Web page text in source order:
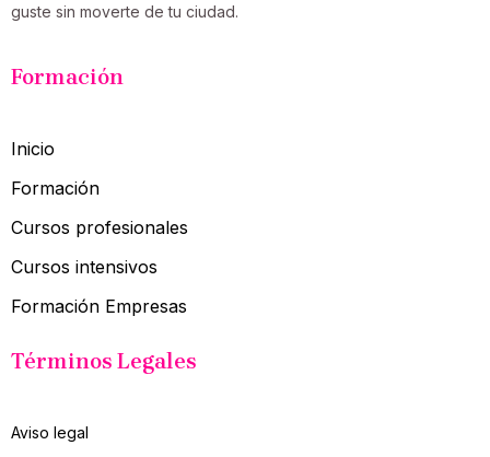
guste sin moverte de tu ciudad.
Formación
Inicio
Formación
Cursos profesionales
Cursos intensivos
Formación Empresas
Términos Legales
Aviso legal